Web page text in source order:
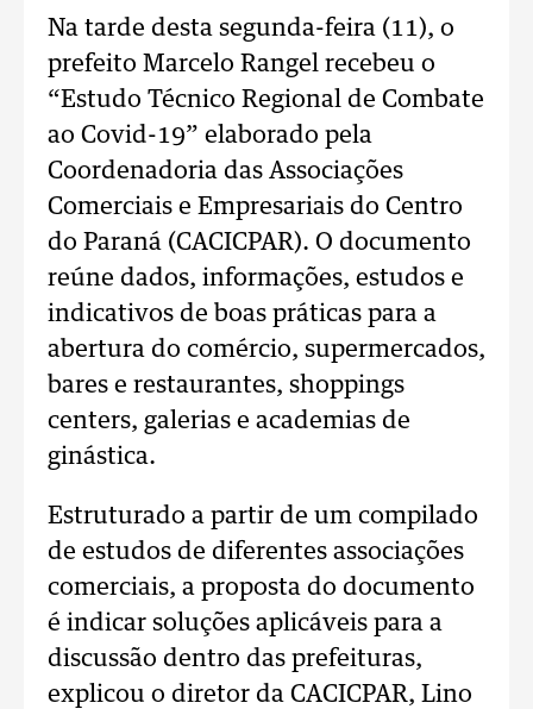
Na tarde desta segunda-feira (11), o
prefeito Marcelo Rangel recebeu o
“Estudo Técnico Regional de Combate
ao Covid-19” elaborado pela
Coordenadoria das Associações
Comerciais e Empresariais do Centro
do Paraná (CACICPAR). O documento
reúne dados, informações, estudos e
indicativos de boas práticas para a
abertura do comércio, supermercados,
bares e restaurantes, shoppings
centers, galerias e academias de
ginástica.
Estruturado a partir de um compilado
de estudos de diferentes associações
comerciais, a proposta do documento
é indicar soluções aplicáveis para a
discussão dentro das prefeituras,
explicou o diretor da CACICPAR, Lino